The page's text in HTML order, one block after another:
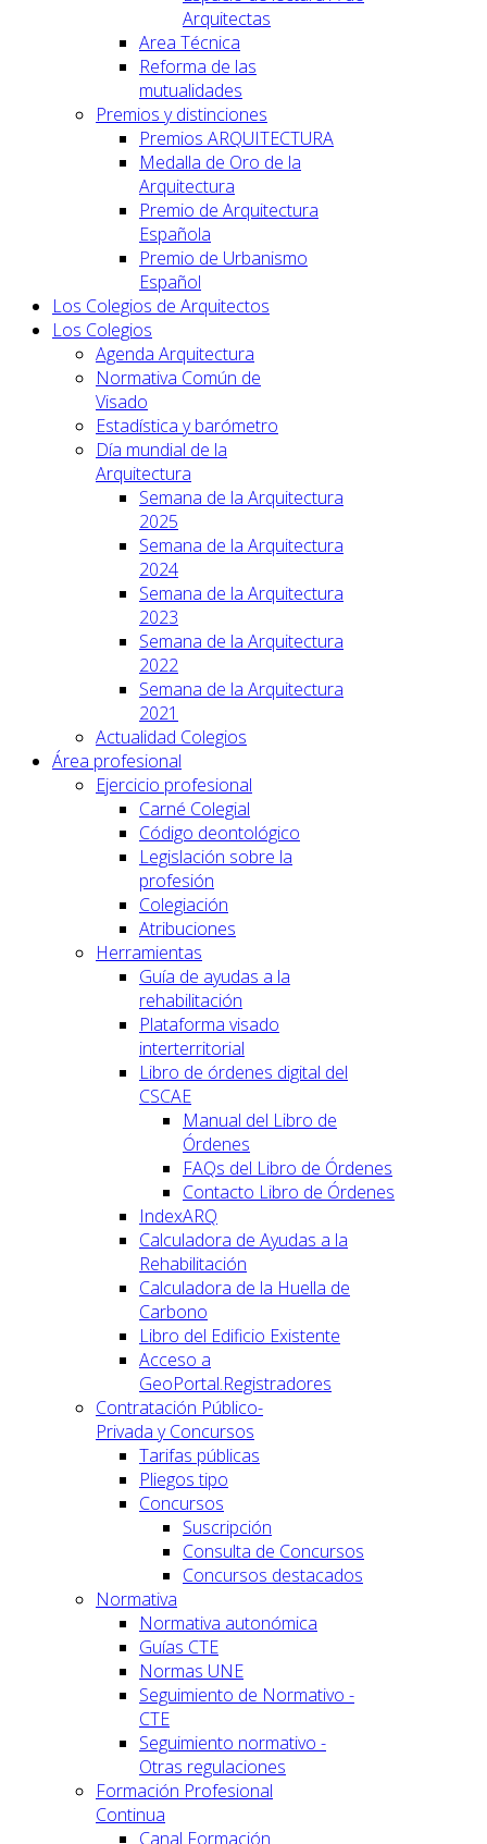
Arquitectas
Area Técnica
Reforma de las
mutualidades
Premios y distinciones
Premios ARQUITECTURA
Medalla de Oro de la
Arquitectura
Premio de Arquitectura
Española
Premio de Urbanismo
Español
Los Colegios de Arquitectos
Los Colegios
Agenda Arquitectura
Normativa Común de
Visado
Estadística y barómetro
Día mundial de la
Arquitectura
Semana de la Arquitectura
2025
Semana de la Arquitectura
2024
Semana de la Arquitectura
2023
Semana de la Arquitectura
2022
Semana de la Arquitectura
2021
Actualidad Colegios
Área profesional
Ejercicio profesional
Carné Colegial
Código deontológico
Legislación sobre la
profesión
Colegiación
Atribuciones
Herramientas
Guía de ayudas a la
rehabilitación
Plataforma visado
interterritorial
Libro de órdenes digital del
CSCAE
Manual del Libro de
Órdenes
FAQs del Libro de Órdenes
Contacto Libro de Órdenes
IndexARQ
Calculadora de Ayudas a la
Rehabilitación
Calculadora de la Huella de
Carbono
Libro del Edificio Existente
Acceso a
GeoPortal.Registradores
Contratación Público-
Privada y Concursos
Tarifas públicas
Pliegos tipo
Concursos
Suscripción
Consulta de Concursos
Concursos destacados
Normativa
Normativa autonómica
Guías CTE
Normas UNE
Seguimiento de Normativo -
CTE
Seguimiento normativo -
Otras regulaciones
Formación Profesional
Continua
Canal Formación